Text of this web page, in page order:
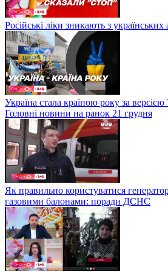
Російські ліки зникають з українських
Україна стала країною року за
Головні новини на ранок 21 грудня
Як правильно користуватися
газовими балонами: поради ДСНС